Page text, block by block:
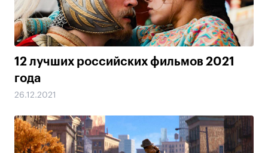
12 лучших российских фильмов 2021
года
26.12.2021